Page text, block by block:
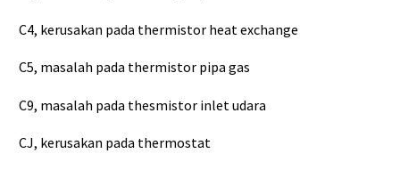
C4, kerusakan pada thermistor heat exchange
C5, masalah pada thermistor pipa gas
C9, masalah pada thesmistor inlet udara
CJ, kerusakan pada thermostat